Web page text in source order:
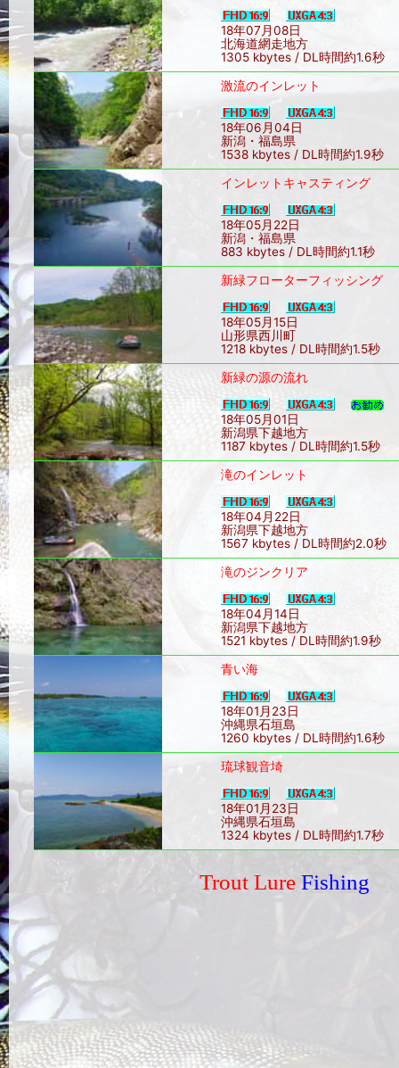
18年07月08日
北海道網走地方
1305 kbytes / DL時間約1.6秒
激流のインレット
18年06月04日
新潟・福島県
1538 kbytes / DL時間約1.9秒
インレットキャスティング
18年05月22日
新潟・福島県
883 kbytes / DL時間約1.1秒
新緑フローターフィッシング
18年05月15日
山形県西川町
1218 kbytes / DL時間約1.5秒
新緑の源の流れ
18年05月01日
新潟県下越地方
1187 kbytes / DL時間約1.5秒
滝のインレット
18年04月22日
新潟県下越地方
1567 kbytes / DL時間約2.0秒
滝のジンクリア
18年04月14日
新潟県下越地方
1521 kbytes / DL時間約1.9秒
青い海
18年01月23日
沖縄県石垣島
1260 kbytes / DL時間約1.6秒
琉球観音埼
18年01月23日
沖縄県石垣島
1324 kbytes / DL時間約1.7秒
Trout Lure Fishing